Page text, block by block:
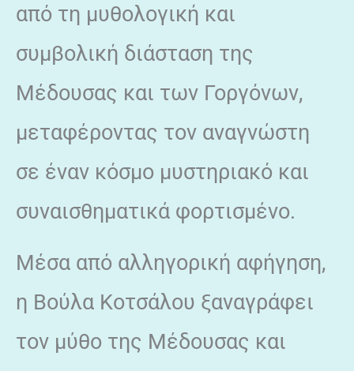
από τη μυθολογική και
συμβολική διάσταση της
Μέδουσας και των Γοργόνων,
μεταφέροντας τον αναγνώστη
σε έναν κόσμο μυστηριακό και
συναισθηματικά φορτισμένο.
Μέσα από αλληγορική αφήγηση,
η Βούλα Κοτσάλου ξαναγράφει
τον μύθο της Μέδουσας και